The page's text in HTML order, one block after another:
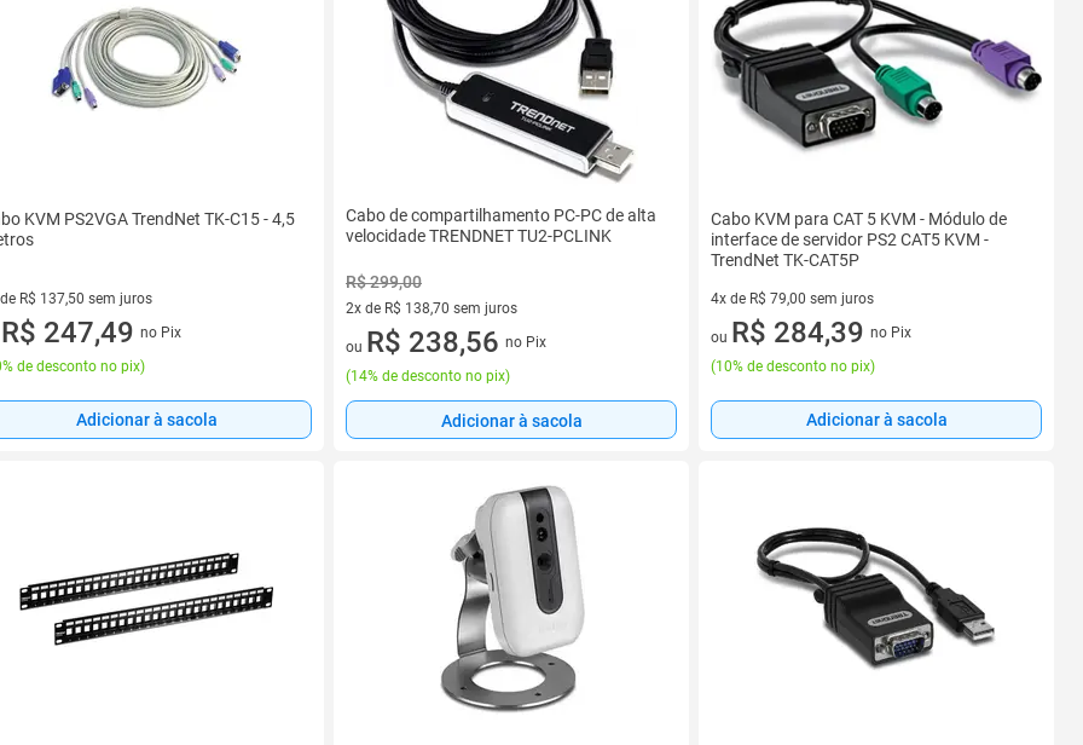
KVM PS2VGA TrendNet TK-C15 - 4,5
R$ 137,50 sem juros
de R$ 137,50 sem juros
R$ 247,49 no Pix
de desconto no pix)
Adicionar à sacola
Cabo de compartilhamento PC-PC de alta
velocidade TRENDNET TU2-PCLINK
R$ 299,00
2x de R$ 138,70 sem juros
2 vez de R$ 138,70 sem juros
ou R$ 238,56 no Pix
(14% de desconto no pix)
Adicionar à sacola
Cabo KVM para CAT 5 KVM - Módulo de
interface de servidor PS2 CAT5 KVM -
TrendNet TK-CAT5P
4x de R$ 79,00 sem juros
4 vez de R$ 79,00 sem juros
ou R$ 284,39 no Pix
(10% de desconto no pix)
Adicionar à sacola